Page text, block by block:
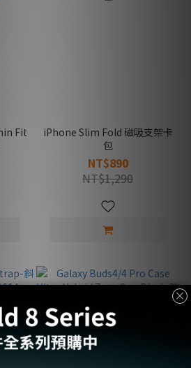
iPhone Slim Fold 磁吸支架卡
包
NT$890
NT$1,290